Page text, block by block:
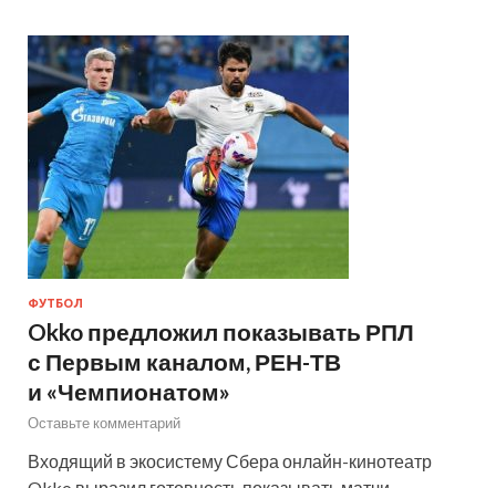
ФУТБОЛ
Okko предложил показывать РПЛ
с Первым каналом, РЕН-ТВ
и «Чемпионатом»
Оставьте комментарий
Входящий в экосистему Сбера онлайн-кинотеатр